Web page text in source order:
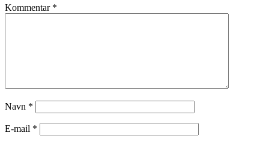
Kommentar *
Navn *
E-mail *